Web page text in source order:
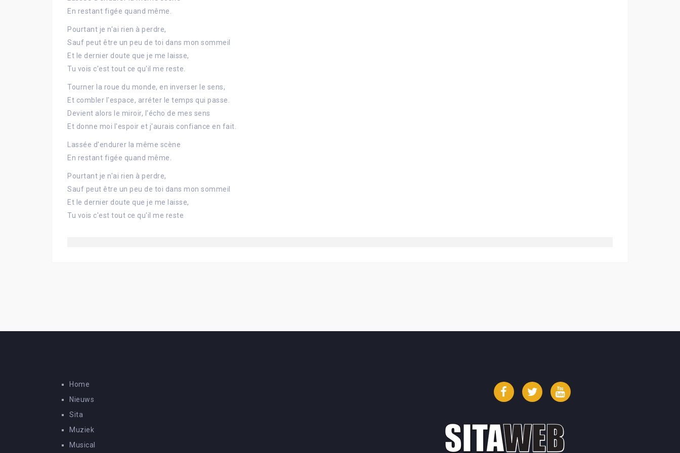
En restant figée quand même.
Pourtant je n'ai rien à perdre,
Sauf peut être un peu de toi dans mon sommeil
Et le dernier doute que je me laisse,
Tu vois c'est tout ce qu'il me reste.
Tourner la roue du monde, en inverser le sens,
Et combler l'espace, arréter le temps qui passe.
Devient alors le miroir, l'écho de mes sens
Et donne moi l'espoir et j'aurais confiance en fait.
Lassée d'endurer la même scène
En restant figée quand même.
Pourtant je n'ai rien à perdre,
Sauf peut être un peu de toi dans mon sommeil
Et le dernier doute que je me laisse,
Tu vois c'est tout ce qu'il me reste
Home
Nieuws
Sita
Muziek
Musical
FacebookTwitter YouTube